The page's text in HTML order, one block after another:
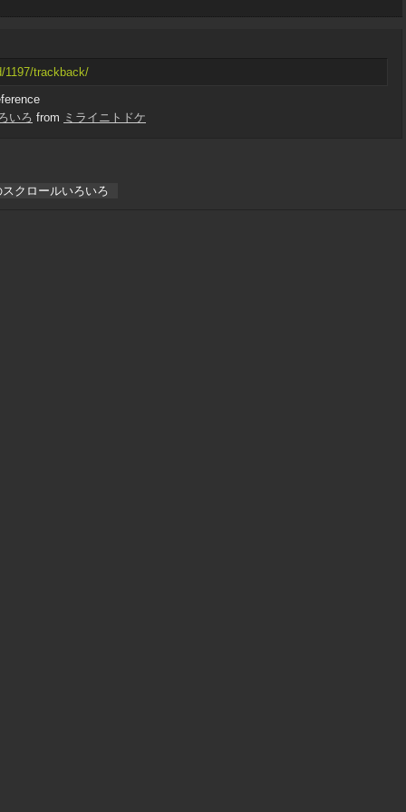
1197/trackback/
いろ from ミライニトドケ
クロールいろいろ